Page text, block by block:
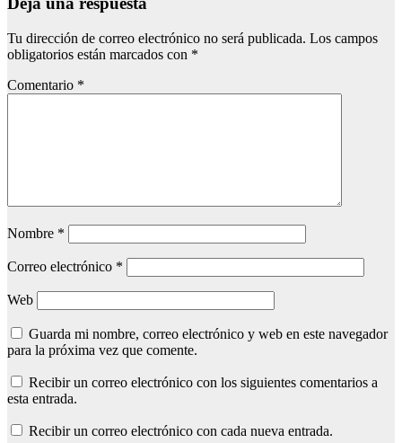
Tu dirección de correo electrónico no será publicada. Los campos
obligatorios están marcados con *
Comentario *
Nombre *
Correo electrónico *
Web
Guarda mi nombre, correo electrónico y web en este navegador
para la próxima vez que comente.
Recibir un correo electrónico con los siguientes comentarios a
esta entrada.
Recibir un correo electrónico con cada nueva entrada.